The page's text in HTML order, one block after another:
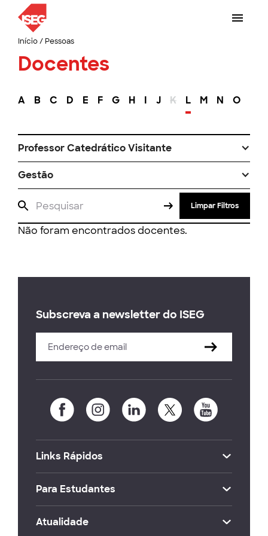
Início/ Pessoas
Docentes
A B C D E F G H I J K L M N O
Professor Catedrático Visitante
Gestão
Limpar Filtros
Não foram encontrados docentes.
Subscreva a newsletter do ISEG
Links Rápidos
Para Estudantes
Atualidade